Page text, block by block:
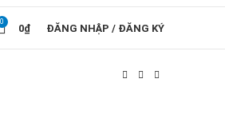
0
0₫ ĐĂNG NHẬP / ĐĂNG KÝ